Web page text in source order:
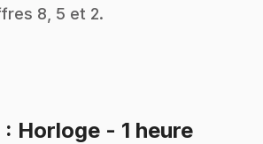
8, 5 et 2.
: Horloge - 1 heure.